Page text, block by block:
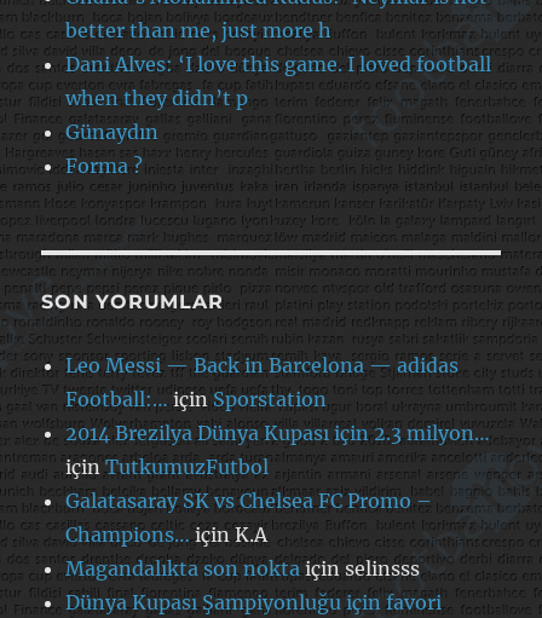
better than me, just more h
Dani Alves: ‘I love this game. I loved football
when they didn’t p
Günaydın
Forma ?
SON YORUMLAR
Leo Messi — Back in Barcelona — adidas
Football:…içinSporstation
2014 Brezilya Dünya Kupası için 2.3 milyon…
içinTutkumuzFutbol
Galatasaray SK vs Chelsea FC Promo –
Champions…içinK.A
Magandalıkta son noktaiçinselinsss
Dünya Kupası Şampiyonluğu için favori